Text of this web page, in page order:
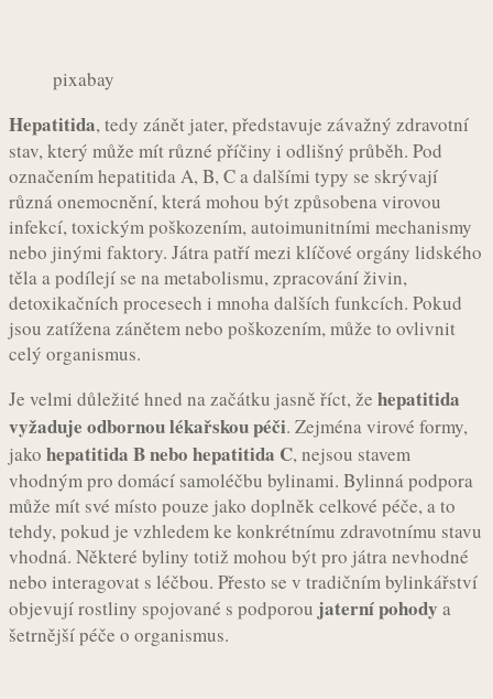
pixabay
Hepatitida, tedy zánět jater, představuje závažný zdravotní
stav, který může mít různé příčiny i odlišný průběh. Pod
označením hepatitida A, B, C a dalšími typy se skrývají
různá onemocnění, která mohou být způsobena virovou
infekcí, toxickým poškozením, autoimunitními mechanismy
nebo jinými faktory. Játra patří mezi klíčové orgány lidského
těla a podílejí se na metabolismu, zpracování živin,
detoxikačních procesech i mnoha dalších funkcích. Pokud
jsou zatížena zánětem nebo poškozením, může to ovlivnit
celý organismus.
Je velmi důležité hned na začátku jasně říct, že hepatitida
vyžaduje odbornou lékařskou péči. Zejména virové formy,
jako hepatitida B nebo hepatitida C, nejsou stavem
vhodným pro domácí samoléčbu bylinami. Bylinná podpora
může mít své místo pouze jako doplněk celkové péče, a to
tehdy, pokud je vzhledem ke konkrétnímu zdravotnímu stavu
vhodná. Některé byliny totiž mohou být pro játra nevhodné
nebo interagovat s léčbou. Přesto se v tradičním bylinkářství
objevují rostliny spojované s podporou jaterní pohody a
šetrnější péče o organismus.